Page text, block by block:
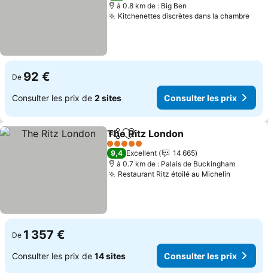
à 0.8 km de : Big Ben
Kitchenettes discrètes dans la chambre
De 92 €
Consulter les prix de 2 sites Consulter les prix
PartagerAjouter à mes favoris
The Ritz London
5 Étoiles
9,4 Excellent
14 665
à 0.7 km de : Palais de Buckingham
Restaurant Ritz étoilé au Michelin
De 1 357 €
Consulter les prix de 14 sites Consulter les prix